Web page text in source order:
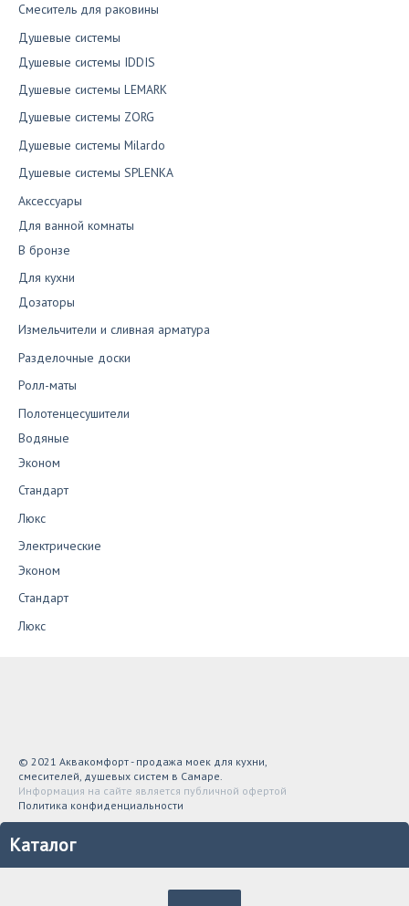
Смеситель для раковины
Душевые системы
Душевые системы IDDIS
Душевые системы LEMARK
Душевые системы ZORG
Душевые системы Milardo
Душевые системы SPLENKA
Аксессуары
Для ванной комнаты
В бронзе
Для кухни
Дозаторы
Измельчители и сливная арматура
Разделочные доски
Ролл-маты
Полотенцесушители
Водяные
Эконом
Стандарт
Люкс
Электрические
Эконом
Стандарт
Люкс
© 2021 Аквакомфорт - продажа моек для кухни,
смесителей, душевых систем в Самаре.
Информация на сайте является публичной офертой
Политика конфиденциальности
Каталог